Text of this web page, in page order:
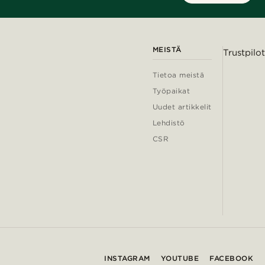
MEISTÄ
Tietoa meistä
Työpaikat
Uudet artikkelit
Lehdistö
CSR
Trustpilot
INSTAGRAM YOUTUBE FACEBOOK